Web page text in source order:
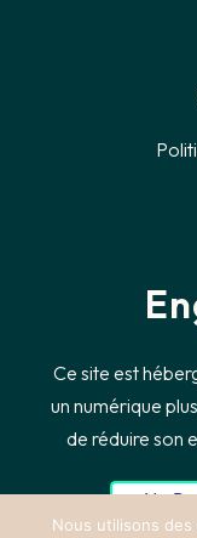
Cesite est
un numérique
de réduire son
No
Nous utilisons